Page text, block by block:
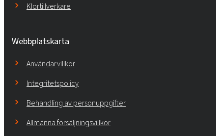
Klortillverkare
Webbplatskarta
Användarvillkor
Integritetspolicy
Behandling av personuppgifter
Allmänna försäljningsvillkor